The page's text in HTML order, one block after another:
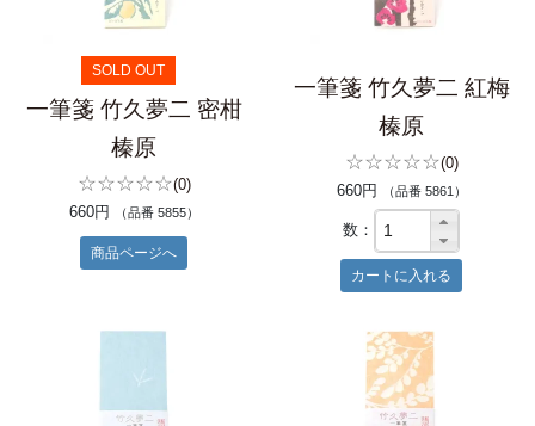
SOLD OUT
一筆箋 竹久夢二 密柑
榛原
☆☆☆☆☆(0)
660円
（品番 5855）
商品ページへ
一筆箋 竹久夢二 紅梅
榛原
☆☆☆☆☆(0)
660円
（品番 5861）
数：